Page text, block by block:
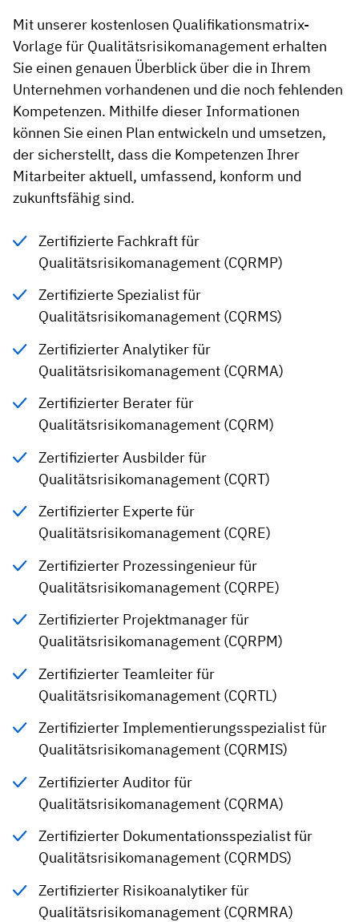
Mit unserer kostenlosen Qualifikationsmatrix-
Vorlage für Qualitätsrisikomanagement erhalten
Sie einen genauen Überblick über die in Ihrem
Unternehmen vorhandenen und die noch fehlenden
Kompetenzen. Mithilfe dieser Informationen
können Sie einen Plan entwickeln und umsetzen,
der sicherstellt, dass die Kompetenzen Ihrer
Mitarbeiter aktuell, umfassend, konform und
zukunftsfähig sind.
Zertifizierte Fachkraft für
Qualitätsrisikomanagement (CQRMP)
Zertifizierte Spezialist für
Qualitätsrisikomanagement (CQRMS)
Zertifizierter Analytiker für
Qualitätsrisikomanagement (CQRMA)
Zertifizierter Berater für
Qualitätsrisikomanagement (CQRM)
Zertifizierter Ausbilder für
Qualitätsrisikomanagement (CQRT)
Zertifizierter Experte für
Qualitätsrisikomanagement (CQRE)
Zertifizierter Prozessingenieur für
Qualitätsrisikomanagement (CQRPE)
Zertifizierter Projektmanager für
Qualitätsrisikomanagement (CQRPM)
Zertifizierter Teamleiter für
Qualitätsrisikomanagement (CQRTL)
Zertifizierter Implementierungsspezialist für
Qualitätsrisikomanagement (CQRMIS)
Zertifizierter Auditor für
Qualitätsrisikomanagement (CQRMA)
Zertifizierter Dokumentationsspezialist für
Qualitätsrisikomanagement (CQRMDS)
Zertifizierter Risikoanalytiker für
Qualitätsrisikomanagement (CQRMRA)